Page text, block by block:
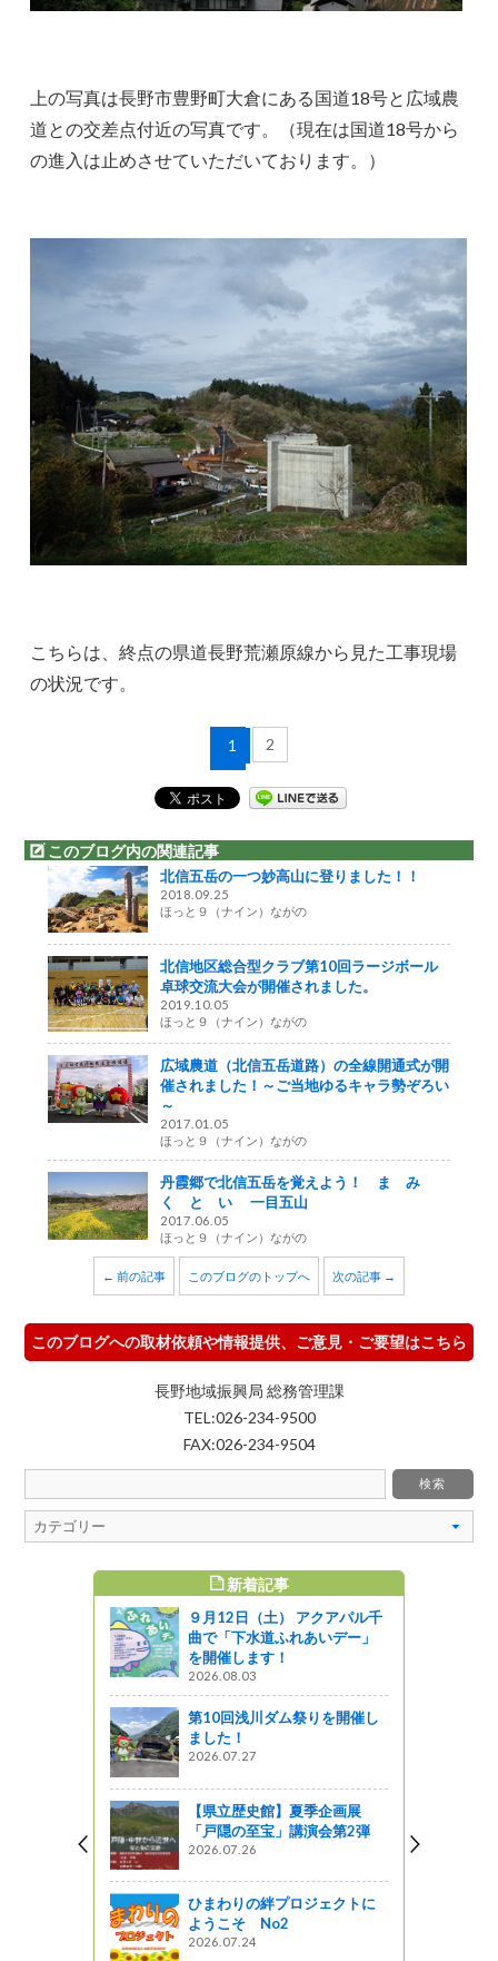
上の写真は長野市豊野町大倉にある国道18号と広域農
道との交差点付近の写真です。（現在は国道18号から
の進入は止めさせていただいております。）
こちらは、終点の県道長野荒瀬原線から見た工事現場
の状況です。
1 2
このブログ内の関連記事
北信五岳の一つ妙高山に登りました！！
2018.09.25
ほっと９（ナイン）ながの
北信地区総合型クラブ第10回ラージボール
卓球交流大会が開催されました。
2019.10.05
ほっと９（ナイン）ながの
広域農道（北信五岳道路）の全線開通式が開
催されました！～ご当地ゆるキャラ勢ぞろい
～
2017.01.05
ほっと９（ナイン）ながの
丹霞郷で北信五岳を覚えよう！ ま み
く と い 一目五山
2017.06.05
ほっと９（ナイン）ながの
← 前の記事 このブログのトップへ 次の記事 →
このブログへの取材依頼や情報提供、ご意見・ご要望はこちら
長野地域振興局 総務管理課
TEL:026-234-9500
FAX:026-234-9504
新着記事
９月12日（土） アクアパル千
曲で「下水道ふれあいデー」
を開催します！
2026.08.03
第10回浅川ダム祭りを開催し
ました！
2026.07.27
【県立歴史館】夏季企画展
「戸隠の至宝」講演会第2弾
2026.07.26
ひまわりの絆プロジェクトに
ようこそ No2
2026.07.24